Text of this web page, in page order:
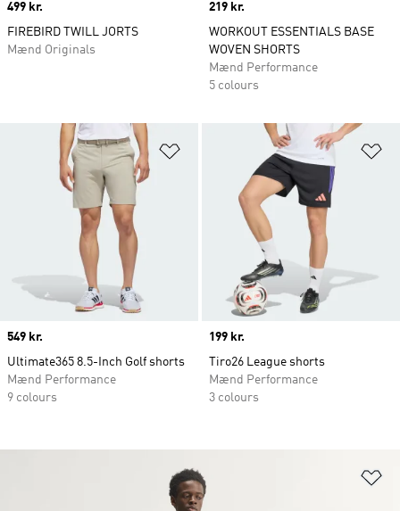
Price
499 kr.
FIREBIRD TWILL JORTS
Mænd Originals
Price
219 kr.
WORKOUT ESSENTIALS BASE
WOVEN SHORTS
Mænd Performance
5 colours
Føj til ønskeliste
Price
549 kr.
Ultimate365 8.5-Inch Golf shorts
Mænd Performance
9 colours
Price
199 kr.
Tiro26 League shorts
Mænd Performance
3 colours